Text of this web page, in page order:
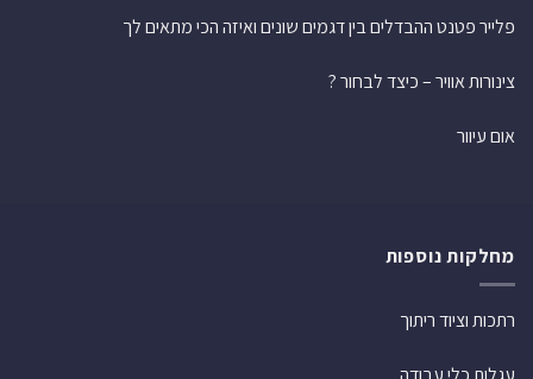
פלייר פטנט ההבדלים בין דגמים שונים ואיזה הכי מתאים לך
צינורות אוויר – כיצד לבחור ?
אום עיוור
מחלקות נוספות
רתכות וציוד ריתוך